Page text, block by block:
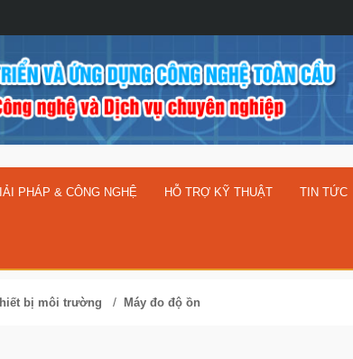
PHÁP & CÔNG NGHỆ HỖ TRỢ KỸ THUẬT TIN TỨC
bị môi trường / Máy đo độ ồn